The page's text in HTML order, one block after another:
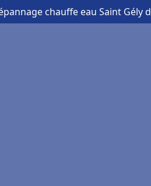
chauffe eau Saint Gély